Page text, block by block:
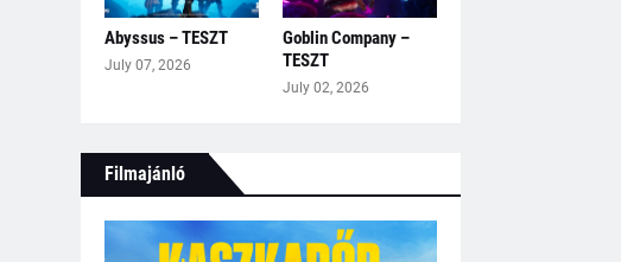
Abyssus – TESZT
July 07, 2026
Goblin Company –
TESZT
July 02, 2026
Filmajánló